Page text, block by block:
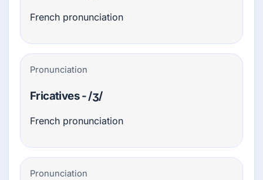
French pronunciation
Pronunciation
Fricatives - /ʒ/
French pronunciation
Pronunciation